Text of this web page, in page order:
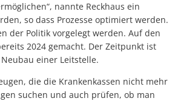
nannte Reckhaus ein
so dass Prozesse optimiert werden.
der Politik vorgelegt werden. Auf den
2024 gemacht. Der Zeitpunkt ist
einer Leitstelle.
die die Krankenkassen nicht mehr
suchen und auch prüfen, ob man